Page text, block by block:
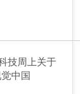
技周上关于
中国